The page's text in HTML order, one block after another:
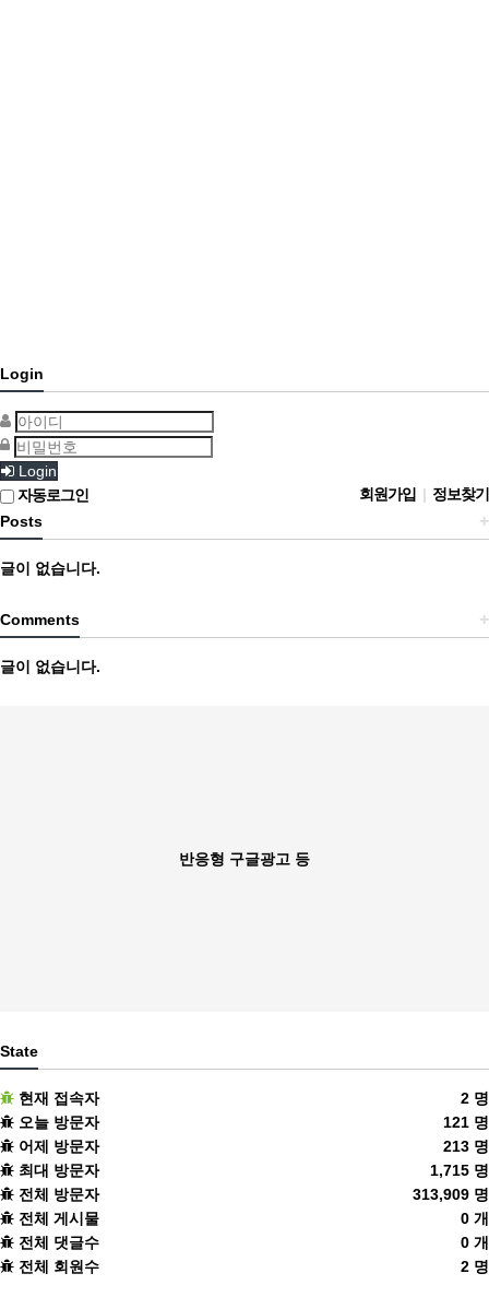
Login
Login
자동로그인
회원가입 | 정보찾기
+
Posts
글이 없습니다.
+
Comments
글이 없습니다.
반응형 구글광고 등
State
현재 접속자
2 명
오늘 방문자
121 명
어제 방문자
213 명
최대 방문자
1,715 명
전체 방문자
313,909 명
전체 게시물
0 개
전체 댓글수
0 개
전체 회원수
2 명